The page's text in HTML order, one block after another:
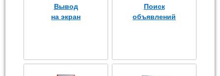
Вывод
на экран
Поиск
объявлений